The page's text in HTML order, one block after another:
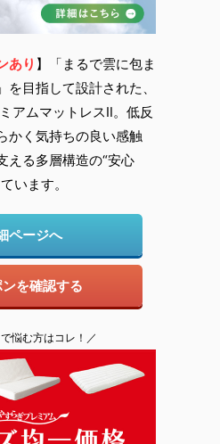
あり 】「まるで雲に包ま
目指して設計された、
アムマットレスⅡ。低反
かく気持ちの良い感触
える多層構造の“安心
います。
ページへ
を確認する
悩む方はコレ！／